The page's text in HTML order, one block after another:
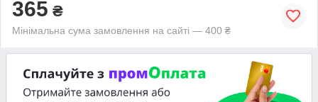
365 ₴
Мінімальна сума замовлення на сайті — 400 ₴